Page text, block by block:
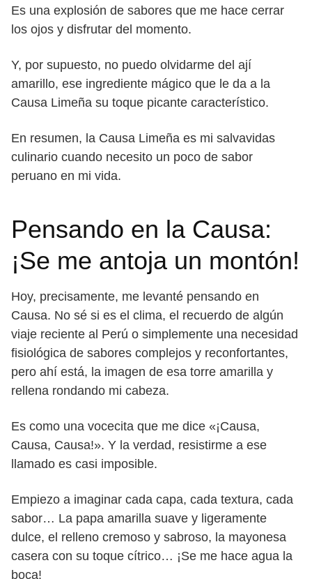
Es una explosión de sabores que me hace cerrar
los ojos y disfrutar del momento.
Y, por supuesto, no puedo olvidarme del ají
amarillo, ese ingrediente mágico que le da a la
Causa Limeña su toque picante característico.
En resumen, la Causa Limeña es mi salvavidas
culinario cuando necesito un poco de sabor
peruano en mi vida.
Pensando en la Causa:
¡Se me antoja un montón!
Hoy, precisamente, me levanté pensando en
Causa. No sé si es el clima, el recuerdo de algún
viaje reciente al Perú o simplemente una necesidad
fisiológica de sabores complejos y reconfortantes,
pero ahí está, la imagen de esa torre amarilla y
rellena rondando mi cabeza.
Es como una vocecita que me dice «¡Causa,
Causa, Causa!». Y la verdad, resistirme a ese
llamado es casi imposible.
Empiezo a imaginar cada capa, cada textura, cada
sabor… La papa amarilla suave y ligeramente
dulce, el relleno cremoso y sabroso, la mayonesa
casera con su toque cítrico… ¡Se me hace agua la
boca!